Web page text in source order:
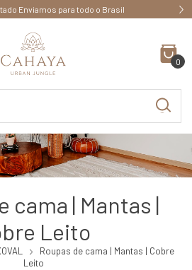
Ganhe 10% OFF pagando no PIX
0
cama | Mantas |
Leito
Roupas de cama | Mantas | Cobre
Leito